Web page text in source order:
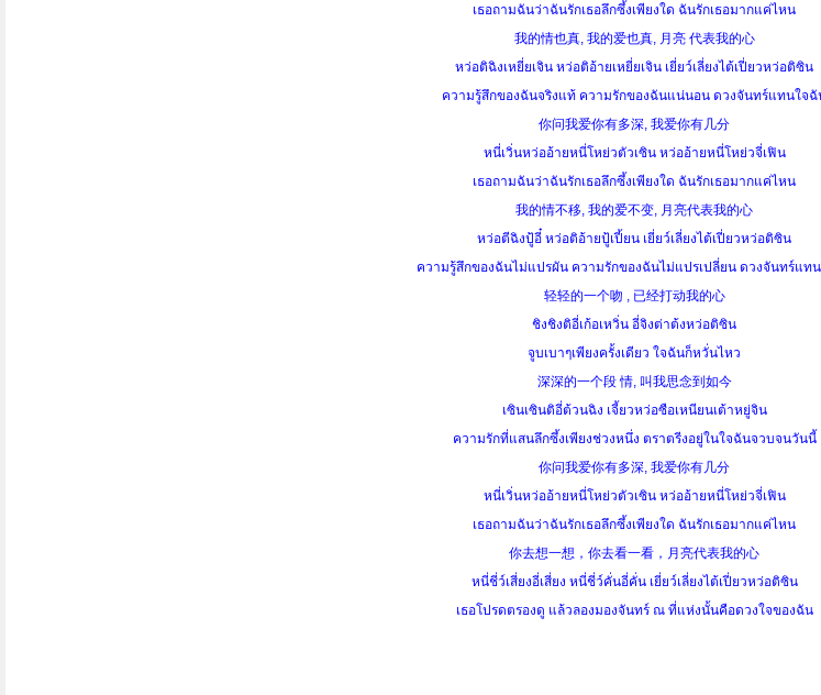
เธอถามฉันว่าฉันรักเธอลึกซึ้งเพียงใด ฉันรักเธอมากแค่ไหน
我的情也真, 我的爱也真, 月亮 代表我的心
หว่อติฉิงเหยี่ยเจิน หว่อติอ้ายเหยี่ยเจิน เยี่ยว์เลี่ยงไต้เปี่ยวหว่อติซิน
ความรู้สึกของฉันจริงแท้ ความรักของฉันแน่นอน ดวงจันทร์แทนใจฉั
你问我爱你有多深, 我爱你有几分
หนี่เวิ่นหว่ออ้ายหนี่โหย่วตัวเซิน หว่ออ้ายหนี่โหย่วจี่เฟิน
เธอถามฉันว่าฉันรักเธอลึกซึ้งเพียงใด ฉันรักเธอมากแค่ไหน
我的情不移, 我的爱不变, 月亮代表我的心
หว่อตีฉิงปู้อี๋ หว่อติอ้ายปู้เปี้ยน เยี่ยว์เลี่ยงไต้เปี่ยวหว่อติซิน
ความรู้สึกของฉันไม่แปรผัน ความรักของฉันไม่แปรเปลี่ยน ดวงจันทร์แท
轻轻的一个吻 , 已经打动我的心
ชิงชิงติอี่เก้อเหวิ่น อี่จิงต่าต้งหว่อติซิน
จูบเบาๆเพียงครั้งเดียว ใจฉันก็หวั่นไหว
深深的一个段 情, 叫我思念到如今
เซินเซินติอี่ต้วนฉิง เจี้ยวหว่อซือเหนียนเต้าหยู่จิน
ความรักที่แสนลึกซึ้งเพียงช่วงหนึ่ง ตราตรีงอยู่ในใจฉันจวบจนวันนี้
你问我爱你有多深, 我爱你有几分
หนี่เวิ่นหว่ออ้ายหนี่โหย่วตัวเซิน หว่ออ้ายหนี่โหย่วจี่เฟิน
เธอถามฉันว่าฉันรักเธอลึกซึ้งเพียงใด ฉันรักเธอมากแค่ไหน
你去想一想，你去看一看，月亮代表我的心
หนี่ชี่ว์เสี่ยงอี่เสี่ยง หนี่ชี่ว์คั่นอี่คั่น เยี่ยว์เลี่ยงไต้เปี่ยวหว่อติซิน
เธอโปรดตรองดู แล้วลองมองจันทร์ ณ ที่แห่งนั้นคือดวงใจของฉัน